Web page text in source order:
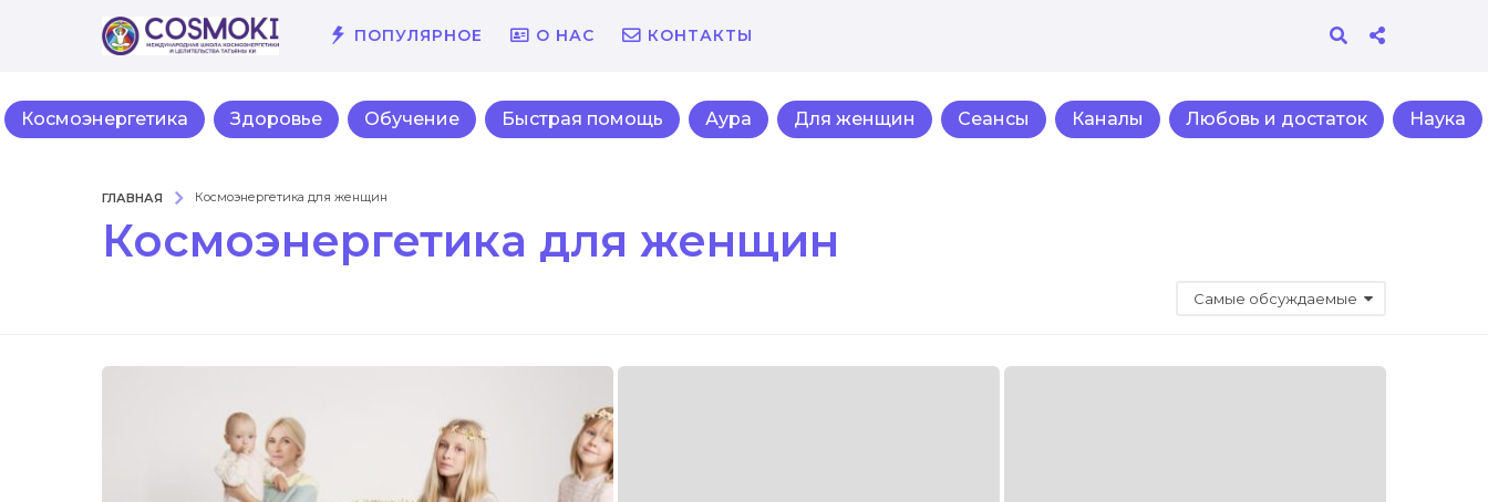
ПОПУЛЯРНОЕ О НАС КОНТАКТЫ
Космоэнергетика Здоровье Обучение Быстрая помощь Аура Для женщин Сеансы Каналы Любовь и достаток Наука
ГЛАВНАЯ Космоэнергетика для женщин
Космоэнергетика для женщин
Самые обсуждаемые